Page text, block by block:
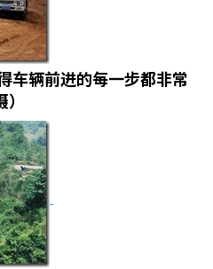
车辆前进的每一步都非常